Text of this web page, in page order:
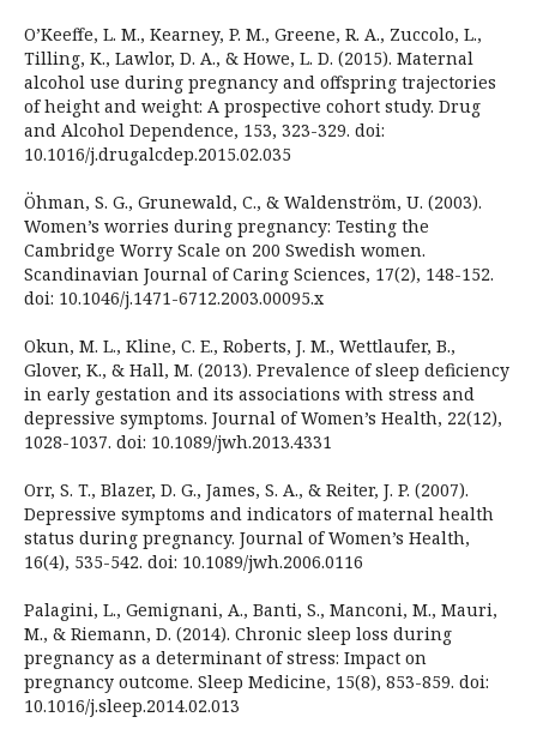
O’Keeffe, L. M., Kearney, P. M., Greene, R. A., Zuccolo, L.,
Tilling, K., Lawlor, D. A., & Howe, L. D. (2015). Maternal
alcohol use during pregnancy and offspring trajectories
of height and weight: A prospective cohort study. Drug
and Alcohol Dependence, 153, 323-329. doi:
10.1016/j.drugalcdep.2015.02.035
Öhman, S. G., Grunewald, C., & Waldenström, U. (2003).
Women’s worries during pregnancy: Testing the
Cambridge Worry Scale on 200 Swedish women.
Scandinavian Journal of Caring Sciences, 17(2), 148-152.
doi: 10.1046/j.1471-6712.2003.00095.x
Okun, M. L., Kline, C. E., Roberts, J. M., Wettlaufer, B.,
Glover, K., & Hall, M. (2013). Prevalence of sleep deficiency
in early gestation and its associations with stress and
depressive symptoms. Journal of Women’s Health, 22(12),
1028-1037. doi: 10.1089/jwh.2013.4331
Orr, S. T., Blazer, D. G., James, S. A., & Reiter, J. P. (2007).
Depressive symptoms and indicators of maternal health
status during pregnancy. Journal of Women’s Health,
16(4), 535-542. doi: 10.1089/jwh.2006.0116
Palagini, L., Gemignani, A., Banti, S., Manconi, M., Mauri,
M., & Riemann, D. (2014). Chronic sleep loss during
pregnancy as a determinant of stress: Impact on
pregnancy outcome. Sleep Medicine, 15(8), 853-859. doi:
10.1016/j.sleep.2014.02.013